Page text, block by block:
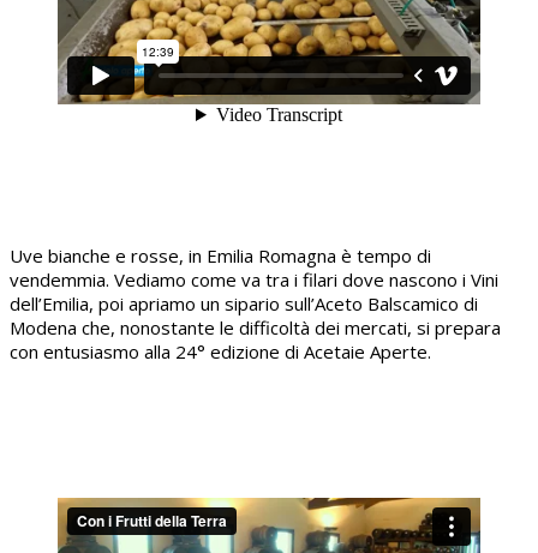
Uve bianche e rosse, in Emilia Romagna è tempo di
vendemmia. Vediamo come va tra i filari dove nascono i Vini
dell’Emilia, poi apriamo un sipario sull’Aceto Balscamico di
Modena che, nonostante le difficoltà dei mercati, si prepara
con entusiasmo alla 24° edizione di Acetaie Aperte.